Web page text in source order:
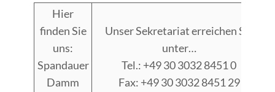
Hier
finden Sie
uns:
Spandauer
Damm
Unser Sekretariat erreichen Sie
unter…
Tel.: +49 30 3032 8451 0
Fax: +49 30 3032 8451 29